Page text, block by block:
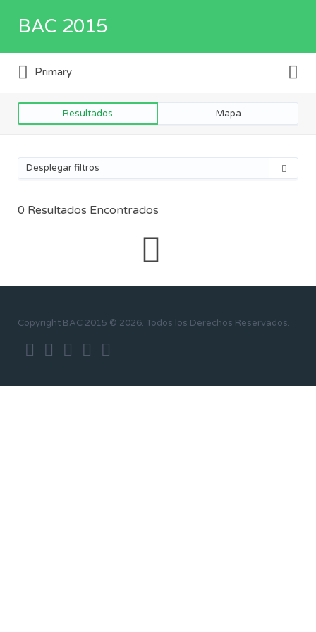
BAC 2015
Directorio de empresas y servicios
por:
Primary
Resultados Mapa
Desplegar filtros
0 Resultados Encontrados
Copyright BAC 2015 © 2026. Todos los Derechos Reservados.